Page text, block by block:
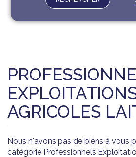
AGRICOLES
Nous n'avons pas de biens à vous
catégorie Professionnels